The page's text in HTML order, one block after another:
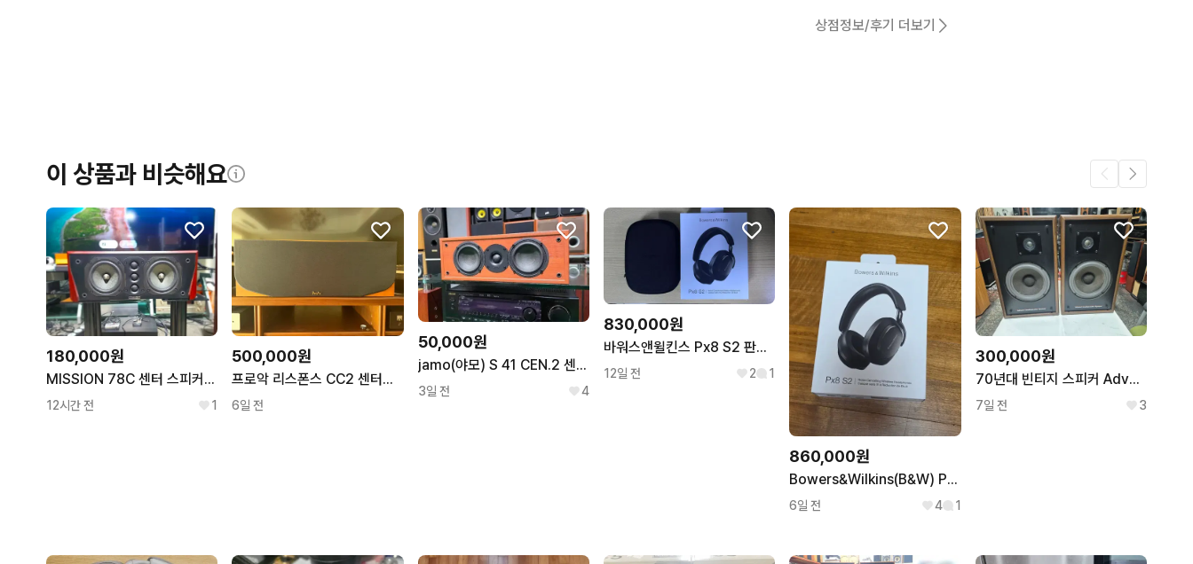
꼭 필요한 문의만 해요. 23
번개페이를 잘 받아줘요. 2
상점정보/후기 더보기
이 상품과 비슷해요
180,000원
MISSION 78C 센터 스피커 민트급
12시간 전 1
500,000원
프로악 리스폰스 CC2 센터스피커
6일 전
50,000원
jamo(야모) S 41 CEN.2 센터 스피커 민트급
3일 전 4
830,000원
바워스앤윌킨스 Px8 S2 판매합니다.
12일 전 2 1
860,000원
Bowers&Wilkins(B&W) Px8 S2 헤드폰 미개봉
6일 전 4 1
300,000원
70년대 빈티지 스피커 Advent2002
7일 전 3